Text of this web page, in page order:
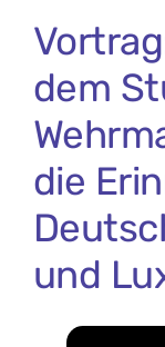
dem
die
und